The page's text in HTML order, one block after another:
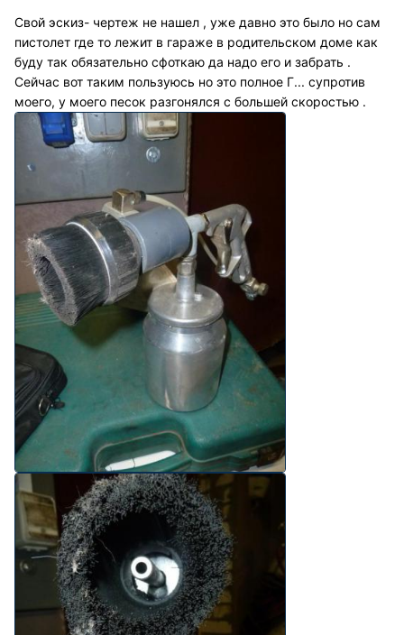
Свой эскиз- чертеж не нашел , уже давно это было но сам
пистолет где то лежит в гараже в родительском доме как
буду так обязательно сфоткаю да надо его и забрать .
Сейчас вот таким пользуюсь но это полное Г... супротив
моего, у моего песок разгонялся с большей скоростью .